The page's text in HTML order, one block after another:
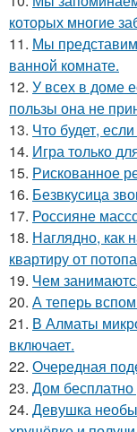
которых многие
11. Мы
ванной комнате.
12. У всех в доме
пользы она не
13. Что будет,
14. Игра только
15. Рискованное
16. Безвкусица
17. Россияне
18. Наглядно, как
квартиру от
19. Чем
20. А теперь
21. В Алматы
включает.
22. Очередная
23. Дом
24. Девушка